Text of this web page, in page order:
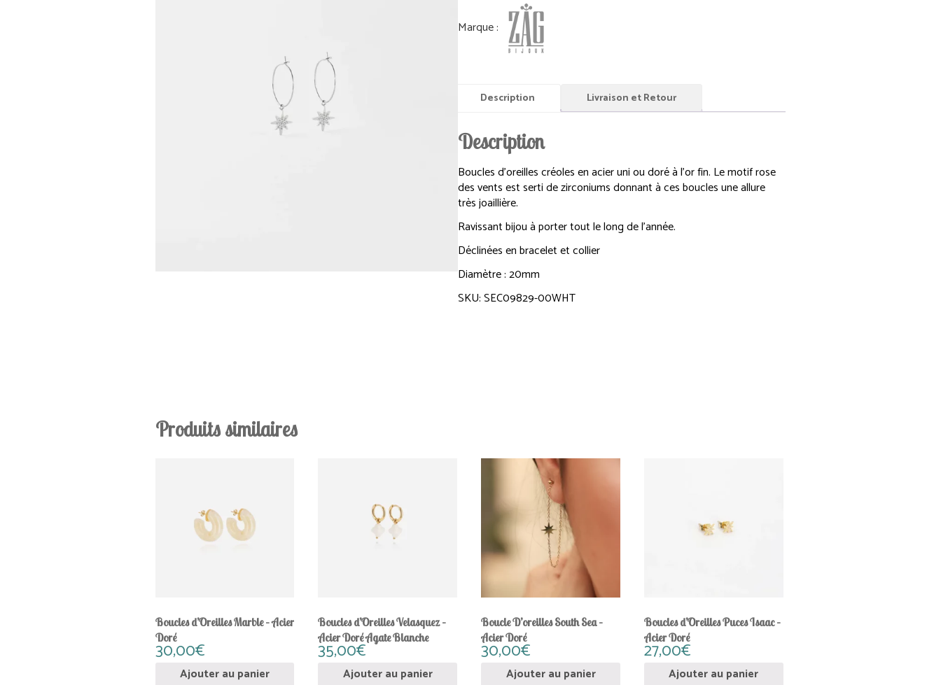
Description Livraison et Retour
Description
Boucles d’oreilles créoles en acier uni ou doré à l’or fin. Le motif rose
des vents est serti de zirconiums donnant à ces boucles une allure
très joaillière.
Ravissant bijou à porter tout le long de l’année.
Déclinées en bracelet et collier
Diamètre : 20mm
SKU: SEC09829-00WHT
Produits similaires
Boucles d’Oreilles Marble – Acier
Doré
30,00€
Ajouter au panier
Boucles d’Oreilles Velasquez –
Acier Doré Agate Blanche
35,00€
Ajouter au panier
Boucle D’oreilles South Sea –
Acier Doré
30,00€
Ajouter au panier
Boucles d’Oreilles Puces Isaac –
Acier Doré
27,00€
Ajouter au panier